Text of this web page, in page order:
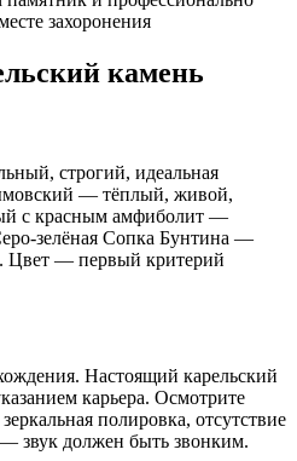
захоронения
камень
строгий, идеальная
— тёплый, живой,
с красным амфиболит —
зелёная Сопка Бунтина —
Цвет — первый критерий
Настоящий карельский
карьера. Осмотрите
полировка, отсутствие
звук должен быть звонким.